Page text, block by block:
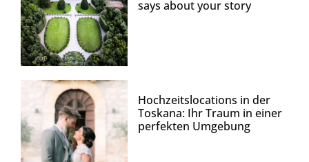
says about your story
Hochzeitslocations in der
Toskana: Ihr Traum in einer
perfekten Umgebung